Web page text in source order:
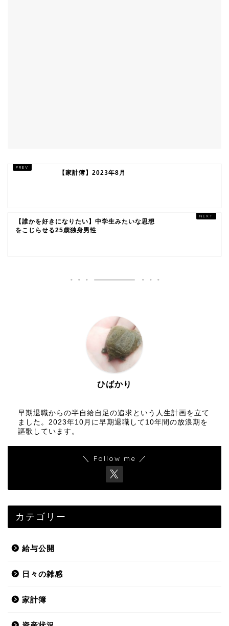
【家計簿】2023年8月
【誰かを好きになりたい】中学生みたいな思想
をこじらせる25歳独身男性
ひばかり
早期退職からの半自給自足の追求という人生計画を立て
ました。2023年10月に早期退職して10年間の放浪期を
謳歌しています。
＼ Follow me ／
カテゴリー
給与公開
日々の雑感
家計簿